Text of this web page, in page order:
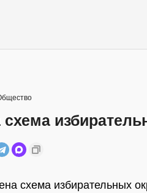
схема избирательных